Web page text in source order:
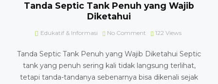
Tanda Septic Tank Penuh yang Wajib
Diketahui
Edukatif & Informasi No Comment 122 Views
Tanda Septic Tank Penuh yang Wajib Diketahui Septic
tank yang penuh sering kali tidak langsung terlihat,
tetapi tanda-tandanya sebenarnya bisa dikenali sejak